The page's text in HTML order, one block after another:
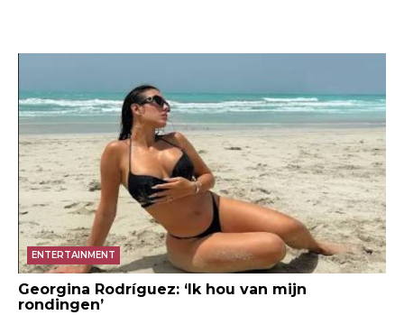
ENTERTAINMENT
Georgina Rodríguez: ‘Ik hou van mijn
rondingen’